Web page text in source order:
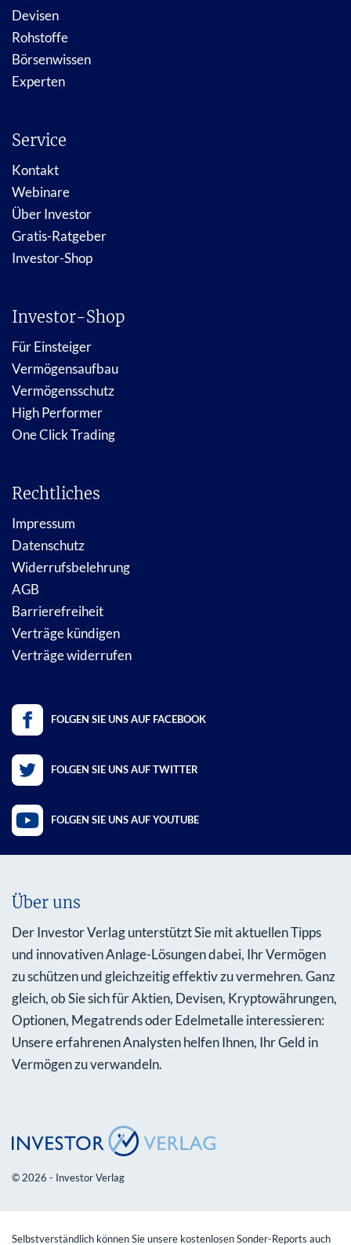
Devisen
Rohstoffe
Börsenwissen
Experten
Service
Kontakt
Webinare
Über Investor
Gratis-Ratgeber
Investor-Shop
Investor-Shop
Für Einsteiger
Vermögensaufbau
Vermögensschutz
High Performer
One Click Trading
Rechtliches
Impressum
Datenschutz
Widerrufsbelehrung
AGB
Barrierefreiheit
Verträge kündigen
Verträge widerrufen
FOLGEN SIE UNS AUF FACEBOOK
FOLGEN SIE UNS AUF TWITTER
FOLGEN SIE UNS AUF YOUTUBE
Über uns
Der Investor Verlag unterstützt Sie mit aktuellen Tipps
und innovativen Anlage-Lösungen dabei, Ihr Vermögen
zu schützen und gleichzeitig effektiv zu vermehren. Ganz
gleich, ob Sie sich für Aktien, Devisen, Kryptowährungen,
Optionen, Megatrends oder Edelmetalle interessieren:
Unsere erfahrenen Analysten helfen Ihnen, Ihr Geld in
Vermögen zu verwandeln.
© 2026 - Investor Verlag
Selbstverständlich können Sie unsere kostenlosen Sonder-Reports auch